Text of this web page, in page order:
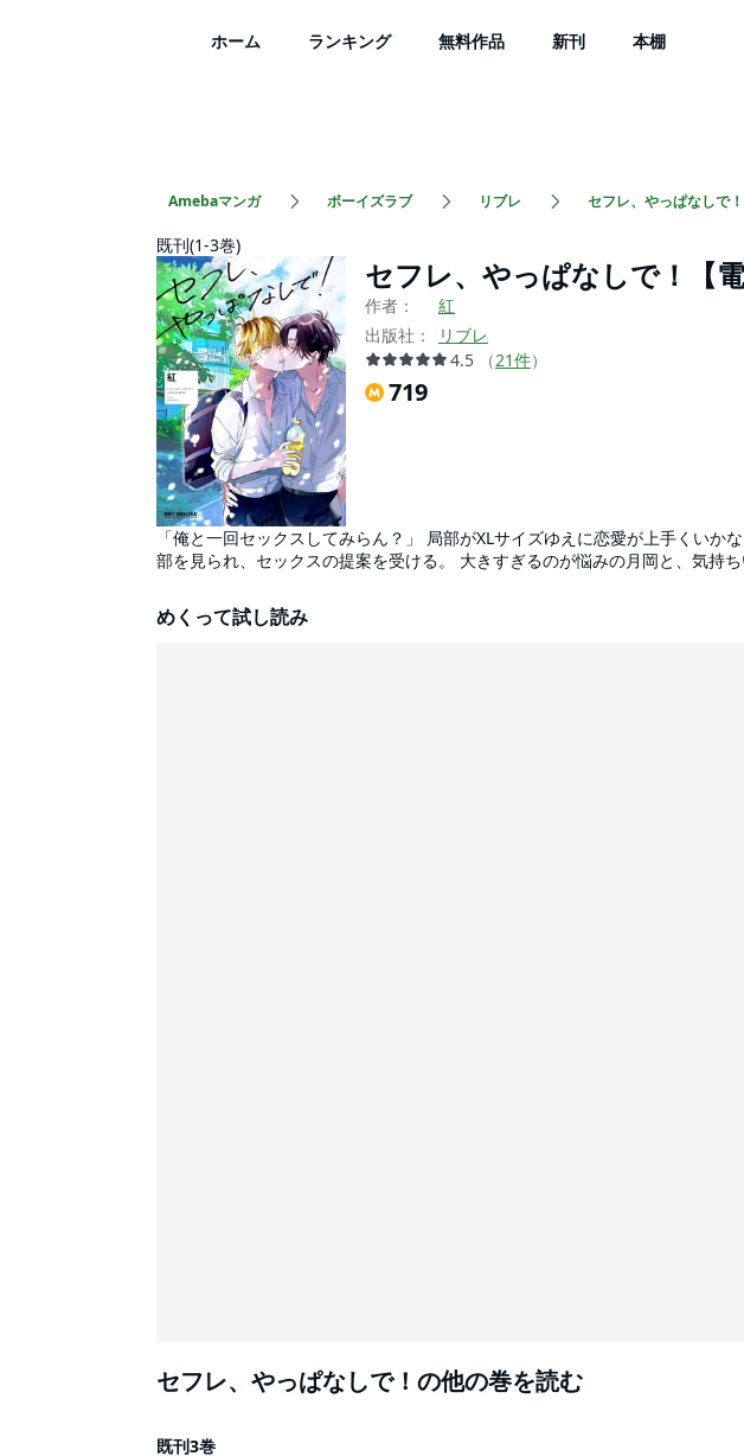
ホーム ランキング 無料作品 新刊 本棚
Amebaマンガ ボーイズラブ リブレ セフレ、やっぱなしで！
既刊(1-3巻)
セフレ、やっぱなしで！【電
作者：
紅
出版社：
リブレ
4.5
（21件）
719
「俺と一回セックスしてみらん？」 局部がXLサイズゆえに恋愛が上手くいか
部を見られ、セックスの提案を受ける。 大きすぎるのが悩みの月岡と、気持
いの素顔に惹かれ始め…？ 若人たちの両片思い青春譚！ 電子限定描き下ろし
ジを再現して収録！
めくって試し読み
セフレ、やっぱなしで！の他の巻を読む
既刊3巻